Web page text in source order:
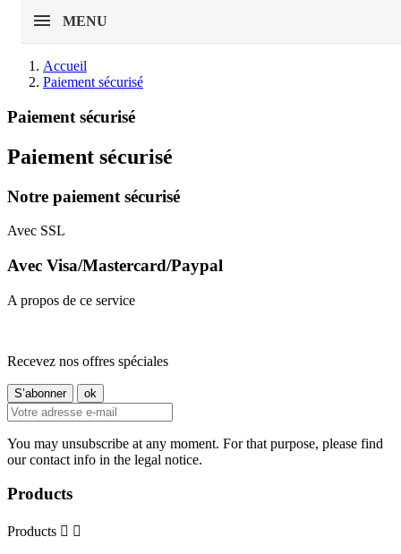
MENU
Accueil
Paiement sécurisé
Paiement sécurisé
Paiement sécurisé
Notre paiement sécurisé
Avec SSL
Avec Visa/Mastercard/Paypal
A propos de ce service
Recevez nos offres spéciales
You may unsubscribe at any moment. For that purpose, please find
our contact info in the legal notice.
Products
Products  